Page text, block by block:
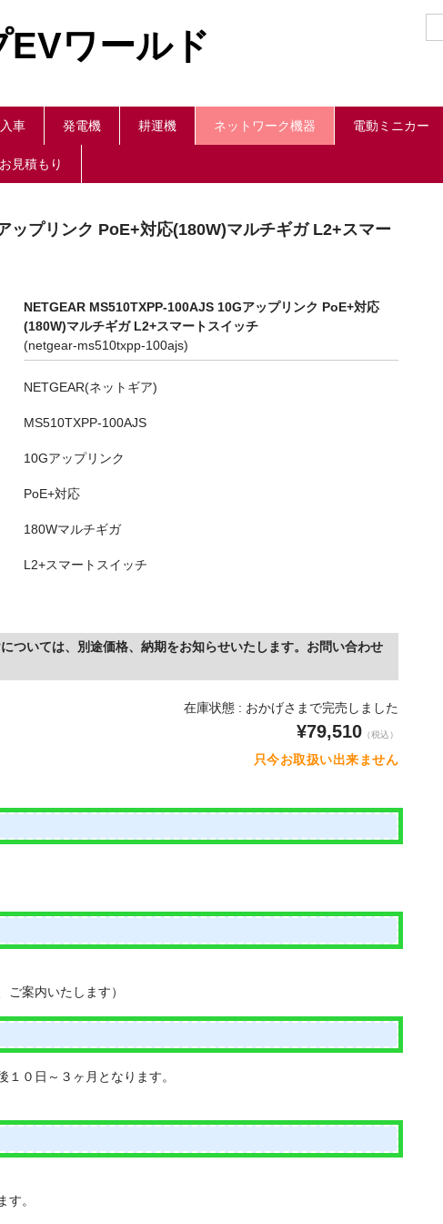
ワールド
車 発電機 耕運機 ネットワーク機器 電動ミニカー
見積もり
ップリンク PoE+対応(180W)マルチギガ L2+スマー
NETGEAR MS510TXPP-100AJS 10Gアップリンク PoE+対応
(180W)マルチギガ L2+スマートスイッチ
(netgear-ms510txpp-100ajs)
NETGEAR(ネットギア)
MS510TXPP-100AJS
10Gアップリンク
PoE+対応
180Wマルチギガ
L2+スマートスイッチ
ついては、別途価格、納期をお知らせいたします。お問い合わせ
在庫状態 : おかげさまで完売しました
¥79,510 （税込）
只今お取扱い出来ません
ご案内いたします）
０日～３ヶ月となります。
。